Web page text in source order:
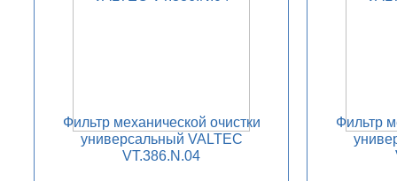
Фильтр механической очистки
универсальный VALTEC
VT.386.N.04
Фильтр